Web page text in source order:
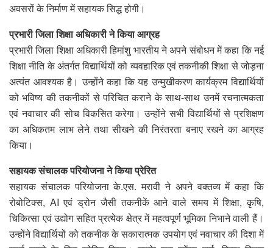
अवसरों के निर्माण में सहायक सिद्ध होगी।
प्रभारी जिला शिक्षा अधिकारी ने किया आग्रह
प्रभारी जिला शिक्षा अधिकारी हिमांशु भारतीय ने अपने संबोधन में कहा कि नई
शिक्षा नीति के अंतर्गत विद्यार्थियों को व्यवहारिक एवं तकनीकी शिक्षा से जोड़ना
अत्यंत आवश्यक है। उन्होंने कहा कि यह उन्मुखीकरण कार्यक्रम विद्यार्थियों
को भविष्य की तकनीकों से परिचित कराने के साथ-साथ उनमें रचनात्मकता
एवं नवाचार की सोच विकसित करेगा। उन्होंने सभी विद्यार्थियों से प्रशिक्षण
का अधिकतम लाभ लेने तथा सीखने की निरंतरता बनाए रखने का आग्रह
किया।
सहायक संचालक परियोजना ने किया प्रेरित
सहायक संचालक परियोजना के.एस. मरावी ने अपने वक्तव्य में कहा कि
रोबोटिक्स, AI एवं ड्रोन जैसी तकनीकें आने वाले समय में शिक्षा, कृषि,
चिकित्सा एवं उद्योग सहित प्रत्येक क्षेत्र में महत्वपूर्ण भूमिका निभाने वाली हैं।
उन्होंने विद्यार्थियों को तकनीक के सकारात्मक उपयोग एवं नवाचार की दिशा में